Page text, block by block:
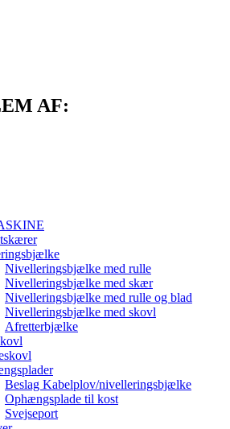
AF:
Nivelleringsbjælke med rulle
Nivelleringsbjælke med skær
Nivelleringsbjælke med rulle og blad
Nivelleringsbjælke med skovl
Afretterbjælke
Beslag Kabelplov/nivelleringsbjælke
Ophængsplade til kost
Svejseport